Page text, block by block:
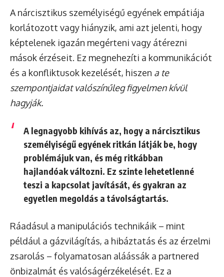
A nárcisztikus személyiségű egyének empátiája
korlátozott vagy hiányzik, ami azt jelenti, hogy
képtelenek igazán megérteni vagy átérezni
mások érzéseit. Ez megnehezíti a kommunikációt
és a konfliktusok kezelését, hiszen a te
szempontjaidat valószínűleg figyelmen kívül
hagyják.
A legnagyobb kihívás az, hogy a nárcisztikus
személyiségű egyének ritkán látják be, hogy
problémájuk van, és még ritkábban
hajlandóak változni. Ez szinte lehetetlenné
teszi a kapcsolat javítását, és gyakran az
egyetlen megoldás a távolságtartás.
Ráadásul a manipulációs technikáik – mint
például a gázvilágítás, a hibáztatás és az érzelmi
zsarolás – folyamatosan aláássák a partnered
önbizalmát és valóságérzékelését. Ez a